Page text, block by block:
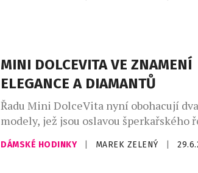
římských šperků, které nosila
znovu proměňuje […]
MINI DOLCEVITA VE ZNAMENÍ
ELEGANCE A DIAMANTŮ
Řadu Mini DolceVita nyní obohacují dva
modely, jež jsou oslavou šperkařského
Longines totiž vůbec poprvé ozdobil
číselník této kolekce 163 diamanty
DÁMSKÉ HODINKY MAREK ZELENÝ